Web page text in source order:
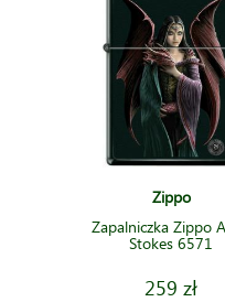
Zippo
Zapalniczka Zippo
Stokes 6571
259 zł